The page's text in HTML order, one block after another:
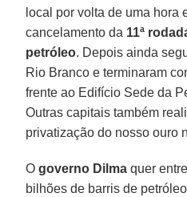
local por volta de uma hora
cancelamento da 11ª
petróleo. Depois ainda
Rio Branco e terminaram
frente ao Edifício Sede da
Outras capitais também
privatização do nosso ouro
Ogoverno Dilma quer
bilhões de barris de